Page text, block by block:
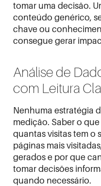
tomar uma decisão.
conteúdo genérico,
chave ou
consegue gerar
Análise de
com Leitura
Nenhuma estratégia
medição. Saber o
quantas visitas tem o
páginas mais
gerados e por que
tomar decisões
quando necessário.